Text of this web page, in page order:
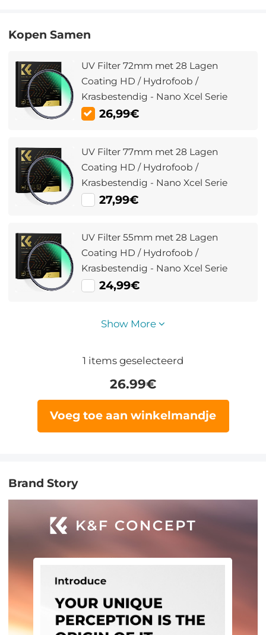
Kopen Samen
UV Filter 72mm met 28 Lagen
Coating HD / Hydrofoob /
Krasbestendig - Nano Xcel Serie
26,99€
UV Filter 77mm met 28 Lagen
Coating HD / Hydrofoob /
Krasbestendig - Nano Xcel Serie
27,99€
UV Filter 55mm met 28 Lagen
Coating HD / Hydrofoob /
Krasbestendig - Nano Xcel Serie
24,99€
Show More
1 items geselecteerd
26.99€
Voeg toe aan winkelmandje
Brand Story